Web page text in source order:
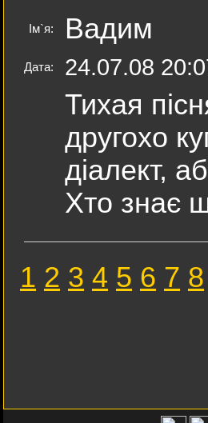
Ім`я: Вадим
Дата: 24.07.08
Тихая
другохо
діалект,
Хто знає
1 2 3 4 5 6 7 8